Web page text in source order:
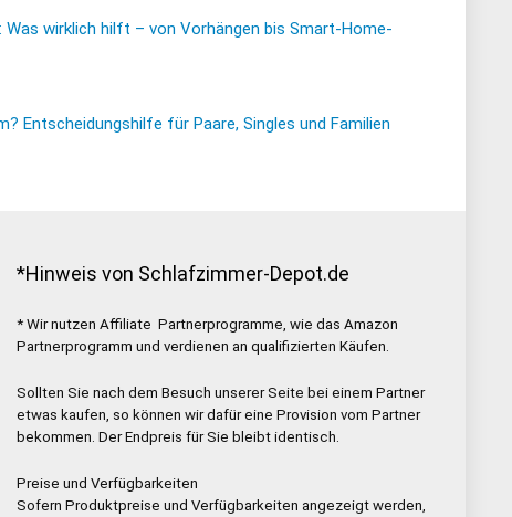
wirklich hilft – von Vorhängen bis Smart-Home-
Entscheidungshilfe für Paare, Singles und Familien
*Hinweis von Schlafzimmer-Depot.de
* Wir nutzen Affiliate Partnerprogramme, wie das Amazon
Partnerprogramm und verdienen an qualifizierten Käufen.
Sollten Sie nach dem Besuch unserer Seite bei einem Partner
etwas kaufen, so können wir dafür eine Provision vom Partner
bekommen. Der Endpreis für Sie bleibt identisch.
Preise und Verfügbarkeiten
Sofern Produktpreise und Verfügbarkeiten angezeigt werden,